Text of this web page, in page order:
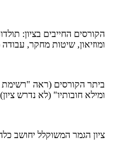
הקורסים החייבים בציון:
ומוזיאון, שיטות מחקר,
ביתר הקורסים (ראה "רשימת
ומילא חובותיו" (לא נדרש
ציון הגמר המשוקלל יחושב